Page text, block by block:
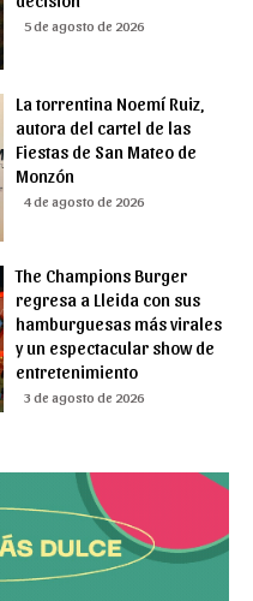
5 de agosto de 2026
La torrentina Noemí Ruiz,
autora del cartel de las
Fiestas de San Mateo de
Monzón
4 de agosto de 2026
The Champions Burger
regresa a Lleida con sus
hamburguesas más virales
y un espectacular show de
entretenimiento
3 de agosto de 2026